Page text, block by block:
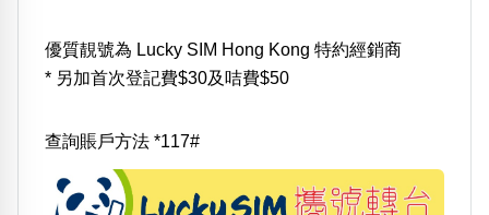
優質靚號為 Lucky SIM Hong Kong 特約經銷商
* 另加首次登記費$30及咭費$50
查詢賬戶方法 *117#